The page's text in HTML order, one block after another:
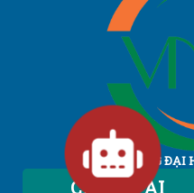
TRƯỜNG ĐẠI
Vietnam National
Chatbot AI